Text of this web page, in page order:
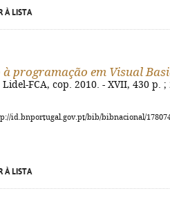
À LISTA
programação em Visual
FCA, cop. 2010. - XVII, 430 p. ;
id.bnportugal.gov.pt/bib/bibnacional/
À LISTA